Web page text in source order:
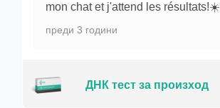
mon chat et j'attend les résultats!☀️
преди 3 години
ДНК тест за произход